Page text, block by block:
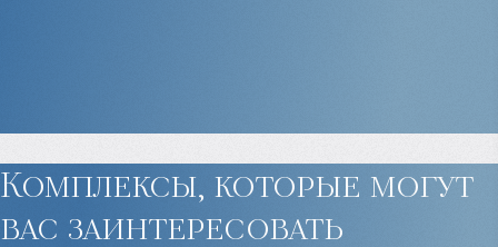
Комплексы, которые могут
вас заинтересовать